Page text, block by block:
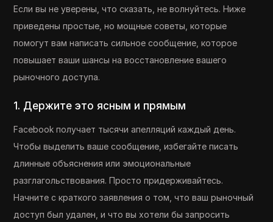
Если вы не уверены, что сказать, не волнуйтесь. Ниже
приведены простые, но мощные советы, которые
помогут вам написать сильное сообщение, которое
повышает ваши шансы на восстановление вашего
рыночного доступа.
1. Держите это ясным и прямым
Facebook получает тысячи апелляций каждый день.
Чтобы выделить ваше сообщение, избегайте писать
длинные объяснения или эмоциональные
разглагольствования. Просто придерживайтесь.
Начните с краткого заявления о том, что ваш рыночный
доступ был удален, и что вы хотели бы запросить